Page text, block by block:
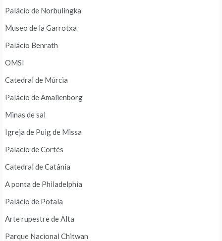
Palácio de Norbulingka
Museo de la Garrotxa
Palácio Benrath
OMSI
Catedral de Múrcia
Palácio de Amalienborg
Minas de sal
Igreja de Puig de Missa
Palacio de Cortés
Catedral de Catânia
A ponta de Philadelphia
Palácio de Potala
Arte rupestre de Alta
Parque Nacional Chitwan